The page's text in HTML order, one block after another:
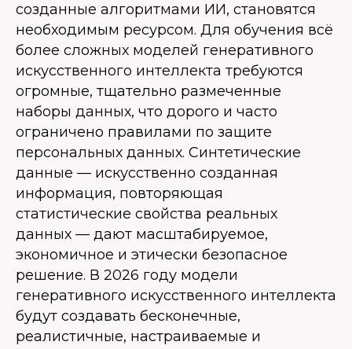
созданные алгоритмами ИИ, становятся
необходимым ресурсом. Для обучения всё
более сложных моделей генеративного
искусственного интеллекта требуются
огромные, тщательно размеченные
наборы данных, что дорого и часто
ограничено правилами по защите
персональных данных. Синтетические
данные — искусственно созданная
информация, повторяющая
статистические свойства реальных
данных — дают масштабируемое,
экономичное и этически безопасное
решение. В 2026 году модели
генеративного искусственного интеллекта
будут создавать бесконечные,
реалистичные, настраиваемые и